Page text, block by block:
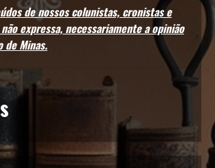
de nossos colunistas, cronistas e
expressa, necessariamente a opinião
de Minas.